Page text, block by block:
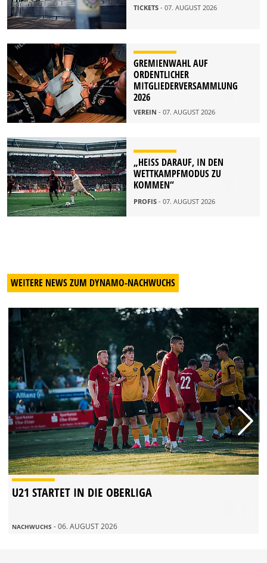
TICKETS - 07. AUGUST 2026
GREMIENWAHL AUF
ORDENTLICHER
MITGLIEDERVERSAMMLUNG
2026
VEREIN - 07. AUGUST 2026
„HEISS DARAUF, IN DEN W
ETTKAMPFMODUS ZU K
OMMEN“
PROFIS - 07. AUGUST 2026
WEITERE NEWS ZUM DYNAMO-NACHWUCHS
U21 STARTET IN DIE OBERLIGA
NACHWUCHS - 06. AUGUST 2026